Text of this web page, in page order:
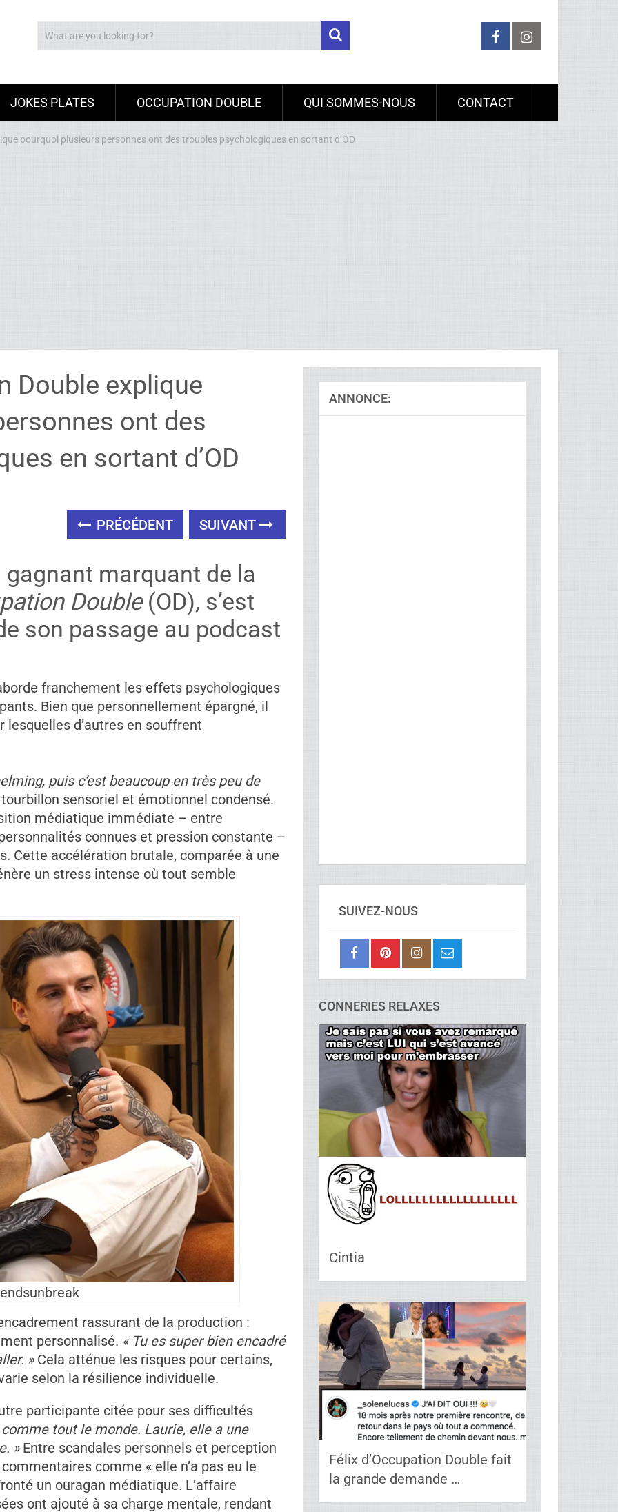
JOKES PLATES OCCUPATION DOUBLE QUI SOMMES-NOUS CONTACT
pourquoi plusieurs personnes ont des troubles psychologiques en sortant d’OD
Double explique
ont des
en sortant d’OD
PRÉCÉDENT SUIVANT
marquant de la
Double(OD), s’est
son passage au podcast
franchement les effets psychologiques
Bien que personnellement épargné, il
d’autres en souffrent
puis c’est beaucoup en très peu de
sensoriel et émotionnel condensé.
médiatique immédiate – entre
connues et pression constante –
Cette accélération brutale, comparée à une
un stress intense où tout semble
ANNONCE:
Félix d’Occupation Double fait